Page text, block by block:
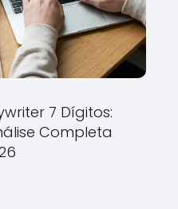
7 Dígitos:
Completa